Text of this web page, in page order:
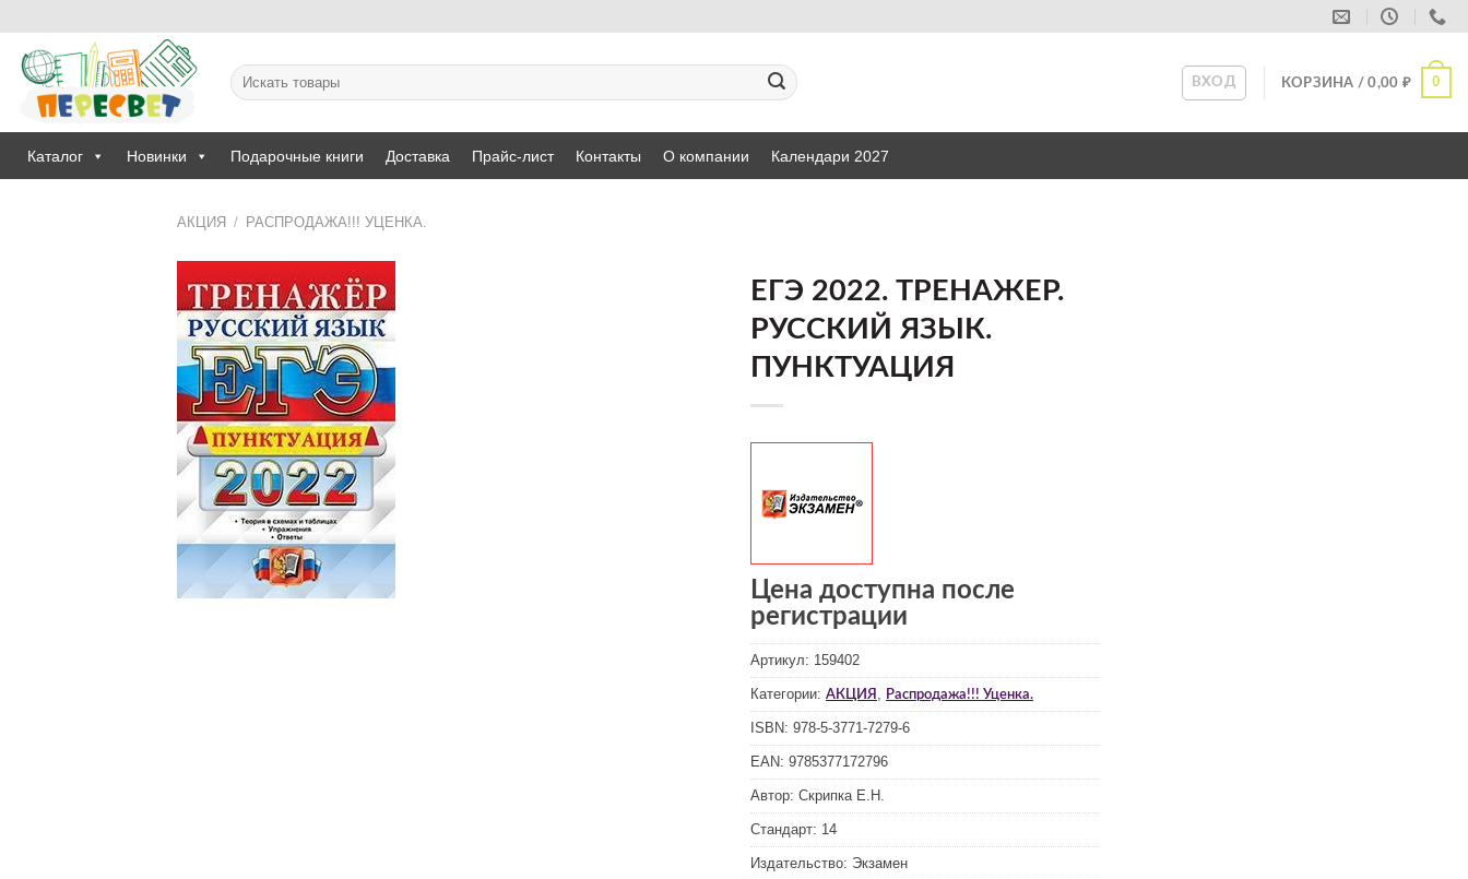
content
Искать:
ВХОД КОРЗИНА /0,00 ₽ 0
Каталог Новинки Подарочные книги Доставка Прайс-лист Контакты О компании Календари 2027
АКЦИЯ / РАСПРОДАЖА!!! УЦЕНКА.
ЕГЭ 2022. ТРЕНАЖЕР.
РУССКИЙ ЯЗЫК.
ПУНКТУАЦИЯ
Цена доступна после
регистрации
Артикул: 159402
Категории: АКЦИЯ , Распродажа!!! Уценка.
ISBN: 978-5-3771-7279-6
EAN: 9785377172796
Автор: Скрипка Е.Н.
Стандарт: 14
Издательство: Экзамен